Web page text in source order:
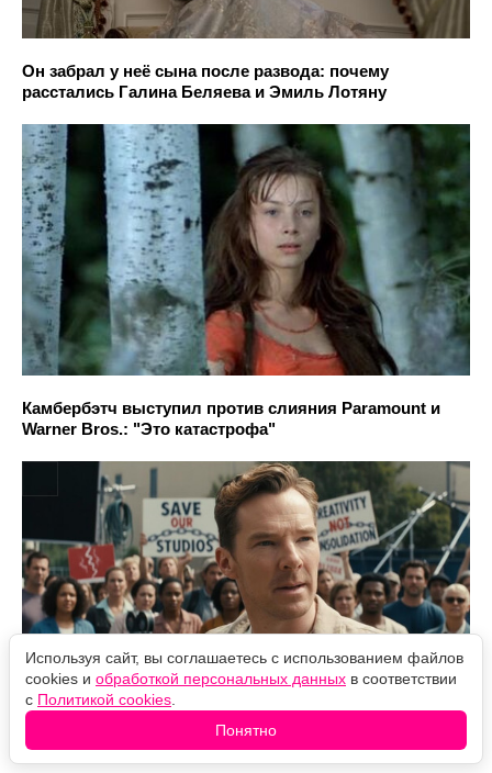
Он забрал у неё сына после развода: почему
расстались Галина Беляева и Эмиль Лотяну
Камбербэтч выступил против слияния Paramount и
Warner Bros.: "Это катастрофа"
Используя сайт, вы соглашаетесь с использованием файлов
cookies и обработкой персональных данных в соответствии
с Политикой cookies
Понятно